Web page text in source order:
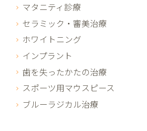
マタニティ診療
セラミック・審美治療
ホワイトニング
インプラント
歯を失ったかたの治療
スポーツ用マウスピース
ブルーラジカル治療